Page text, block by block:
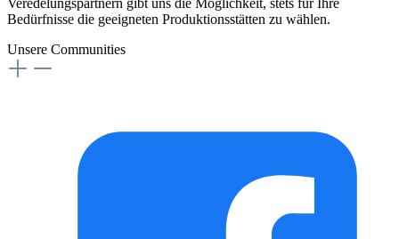
Veredelungspartnern gibt uns die Möglichkeit, stets für Ihre
Bedürfnisse die geeigneten Produktionsstätten zu wählen.
Unsere Communities